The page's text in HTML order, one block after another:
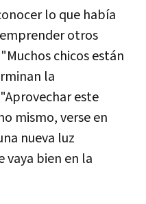
lo que había
otros
chicos están
la
este
mismo, verse en
nueva luz
vaya bien en la